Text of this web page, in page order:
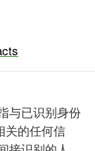
与已识别身份
关的任何信